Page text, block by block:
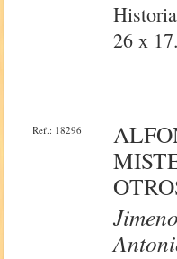
26 x 17.
Ref.: 18296